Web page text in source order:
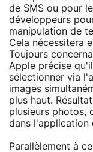
de SMS ou pour
développeurs
manipulation de
Cela nécessitera
Toujours
Apple précise
sélectionner via
images
plus haut.
plusieurs photos,
dans l'application
Parallèlement à